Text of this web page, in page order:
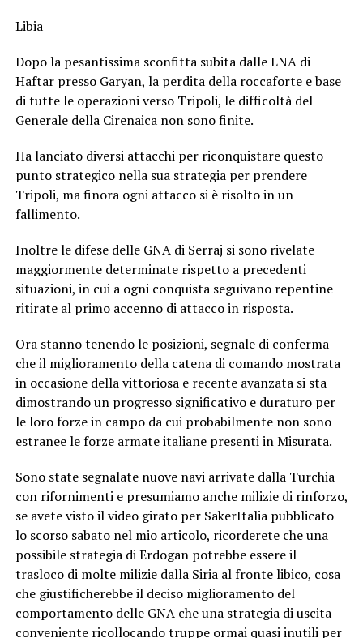
Libia
Dopo la pesantissima sconfitta subita dalle LNA di
Haftar presso Garyan, la perdita della roccaforte e base
di tutte le operazioni verso Tripoli, le difficoltà del
Generale della Cirenaica non sono finite.
Ha lanciato diversi attacchi per riconquistare questo
punto strategico nella sua strategia per prendere
Tripoli, ma finora ogni attacco si è risolto in un
fallimento.
Inoltre le difese delle GNA di Serraj si sono rivelate
maggiormente determinate rispetto a precedenti
situazioni, in cui a ogni conquista seguivano repentine
ritirate al primo accenno di attacco in risposta.
Ora stanno tenendo le posizioni, segnale di conferma
che il miglioramento della catena di comando mostrata
in occasione della vittoriosa e recente avanzata si sta
dimostrando un progresso significativo e duraturo per
le loro forze in campo da cui probabilmente non sono
estranee le forze armate italiane presenti in Misurata.
Sono state segnalate nuove navi arrivate dalla Turchia
con rifornimenti e presumiamo anche milizie di rinforzo,
se avete visto il video girato per SakerItalia pubblicato
lo scorso sabato nel mio articolo, ricorderete che una
possibile strategia di Erdogan potrebbe essere il
trasloco di molte milizie dalla Siria al fronte libico, cosa
che giustificherebbe il deciso miglioramento del
comportamento delle GNA che una strategia di uscita
conveniente ricollocando truppe ormai quasi inutili per